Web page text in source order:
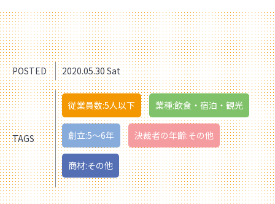
POSTED 2020.05.30 Sat
TAGS
従業員数:5人以下 業種:飲食・宿泊・観光
創立:5〜6年 決裁者の年齢:その他
商材:その他